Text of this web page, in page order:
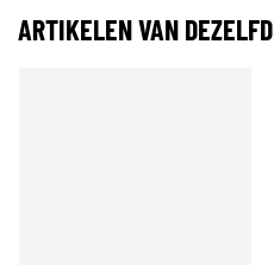
ARTIKELEN VAN